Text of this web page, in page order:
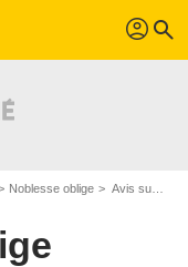
profil search
Noblesse oblige Avis sur Noblesse oblige